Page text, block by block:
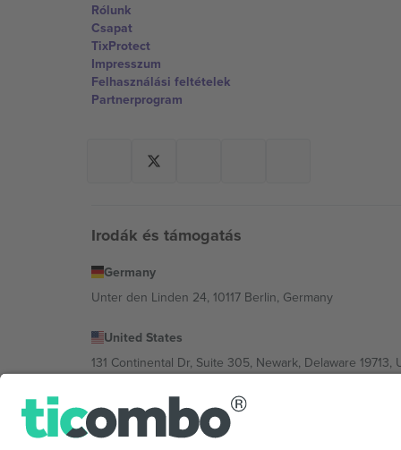
Rólunk
Csapat
TixProtect
Impresszum
Felhasználási feltételek
Partnerprogram
Irodák és támogatás
Germany
Unter den Linden 24, 10117 Berlin, Germany
United States
131 Continental Dr, Suite 305, Newark, Delaware 19713,
Bulgaria
Regus Sofia City West, bul Totleben 53-55, 1606 Sofia,